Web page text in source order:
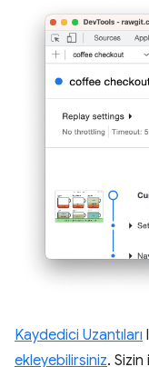
Kaydedici Uzantıları
ekleyebilirsiniz.